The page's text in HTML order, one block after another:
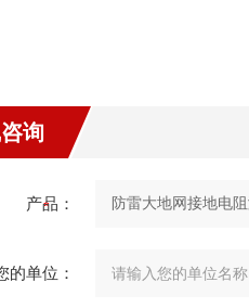
询
产品：
的单位：